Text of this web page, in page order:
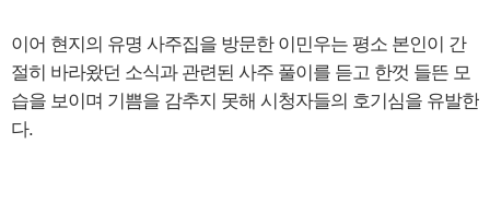
이어 현지의 유명 사주집을 방문한 이민우는 평소 본인이 간
절히 바라왔던 소식과 관련된 사주 풀이를 듣고 한껏 들뜬 모
습을 보이며 기쁨을 감추지 못해 시청자들의 호기심을 유발한
다.